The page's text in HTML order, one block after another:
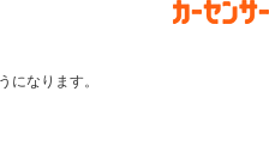
になります。